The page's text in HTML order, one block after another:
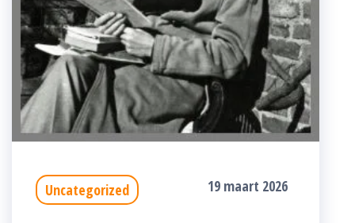
Uncategorized 19 maart 2026